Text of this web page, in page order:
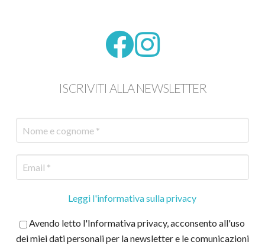
ISCRIVITI ALLA NEWSLETTER
Leggi l'informativa sulla privacy
Avendo letto l'Informativa privacy, acconsento all'uso
dei miei dati personali per la newsletter e le comunicazioni